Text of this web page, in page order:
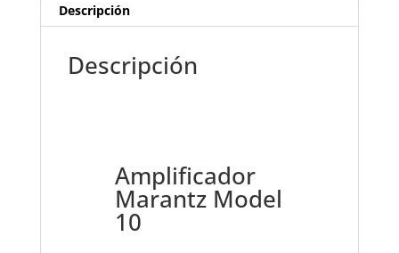
Descripción
Descripción
Amplificador
Marantz Model
10